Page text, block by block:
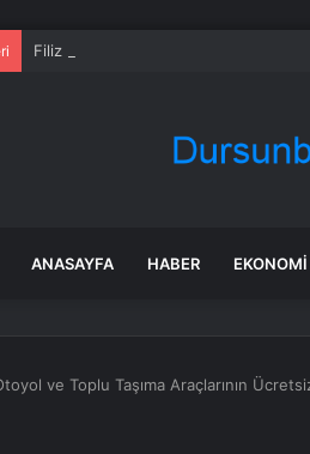
Filiz Eryılmaz gram altın için rakam
ANASAYFA HABER EKONOMI
ve Toplu Taşıma Araçlarının